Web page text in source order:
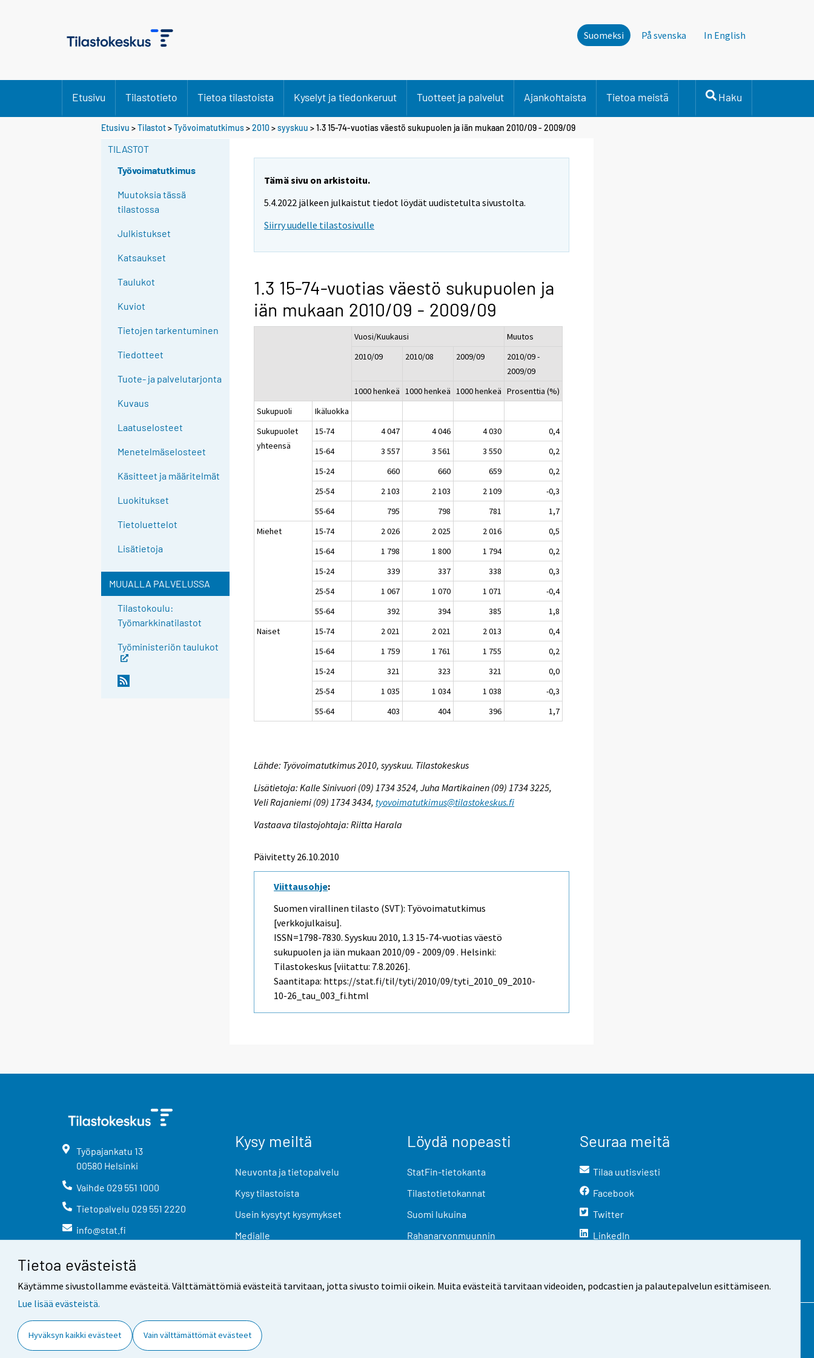
Tietoa evästeistä
Käytämme sivustollamme evästeitä. Välttämättömiä evästeitä tarvitaan, jotta sivusto toimii oikein. Muita evästeitä tarvitaan videoiden, podcastien ja palautepalvelun esittämiseen.
Lue lisää evästeistä.
Hyväksyn kaikki evästeet Vain välttämättömät evästeet
Suomeksi På svenska In English
Etusivu Tilastotieto Tietoa tilastoista Kyselyt ja tiedonkeruut Tuotteet ja palvelut Ajankohtaista Tietoa meistä Haku
Etusivu >Tilastot>Työvoimatutkimus>2010 >syyskuu > 1.3 15-74-vuotias väestö sukupuolen ja iän mukaan 2010/09 - 2009/09
TILASTOT
Työvoimatutkimus
Muutoksia tässä
tilastossa
Julkistukset
Katsaukset
Taulukot
Kuviot
Tietojen tarkentuminen
Tiedotteet
Tuote- ja palvelutarjonta
Kuvaus
Laatuselosteet
Menetelmäselosteet
Käsitteet ja määritelmät
Luokitukset
Tietoluettelot
Lisätietoja
MUUALLA PALVELUSSA
Tilastokoulu:
Työmarkkinatilastot
Työministeriön taulukot
Tämä sivu on arkistoitu.
5.4.2022 jälkeen julkaistut tiedot löydät uudistetulta sivustolta.
Siirry uudelle tilastosivulle
1.3 15-74-vuotias väestö sukupuolen ja
iän mukaan 2010/09 - 2009/09
Vuosi/Kuukausi
Muutos
2010/09
2010/08 2009/09
2010/09 -
2009/09
1000 henkeä 1000 henkeä 1000 henkeä Prosenttia (%)
Sukupuoli
Ikäluokka
Sukupuolet
yhteensä
15-74 4 047 4 046 4 030
0,4
15-64
3 557 3 561 3 550
0,2
15-24
660 660 659
0,2
25-54
2 103 2 103 2 109
-0,3
55-64
795 798 781
1,7
Miehet
15-74 2 026 2 025 2 016
0,5
15-64
1 798 1 800 1 794
0,2
15-24
339 337 338
0,3
25-54
1 067 1 070 1 071
-0,4
55-64
392 394 385
1,8
Naiset
15-74 2 021 2 021 2 013
0,4
15-64
1 759 1 761 1 755
0,2
15-24
321 323 321
0,0
25-54
1 035 1 034 1 038
-0,3
55-64
403 404 396 1,7
Lähde: Työvoimatutkimus 2010, syyskuu. Tilastokeskus
Lisätietoja: Kalle Sinivuori (09) 1734 3524, Juha Martikainen (09) 1734 3225,
Veli Rajaniemi (09) 1734 3434, tyovoimatutkimus@tilastokeskus.fi
Vastaava tilastojohtaja: Riitta Harala
Päivitetty 26.10.2010
Viittausohje:
Suomen virallinen tilasto (SVT): Työvoimatutkimus
[verkkojulkaisu].
ISSN=1798-7830.Syyskuu 2010, 1.3 15-74-vuotias väestö
sukupuolen ja iän mukaan 2010/09 - 2009/09 . Helsinki:
Tilastokeskus [viitattu: 7.8.2026].
Saantitapa: https://stat.fi/til/tyti/2010/09/tyti_2010_09_2010-
10-26_tau_003_fi.html
Työpajankatu 13
00580 Helsinki
Vaihde 029 551 1000
Tietopalvelu 029 551 2220
info@stat.fi
Kysy meiltä
Neuvonta ja tietopalvelu
Kysy tilastoista
Usein kysytyt kysymykset
Medialle
Löydä nopeasti
StatFin-tietokanta
Tilastotietokannat
Suomi lukuina
Rahanarvonmuunnin
Seuraa meitä
Tilaa uutisviesti
Facebook
Twitter
LinkedIn
Yhteystiedot Palaute